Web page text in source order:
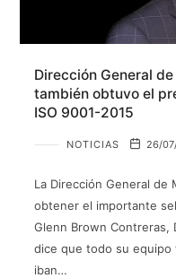
Dirección General
también obtuvo el
ISO 9001-2015
NOTICIAS 26/
La Dirección General de
obtener el importante
Glenn Brown Contreras,
dice que todo su equipo
iban…